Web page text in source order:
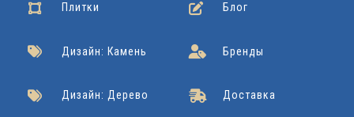
Плитки
Дизайн: Камень
Дизайн: Дерево
Блог
Бренды
Доставка